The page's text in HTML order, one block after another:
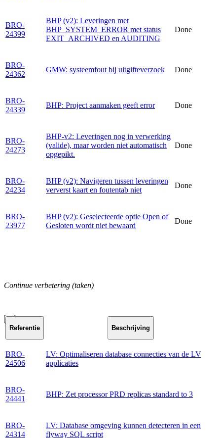
BRO-
24399
BHP (v2): Leveringen met
BHP_SYSTEM_ERROR met status
EXIT_ARCHIVED en AUDITING
Done
BRO-
24362
GMW: systeemfout bij uitgifteverzoek Done
BRO-
24339
BHP: Project aanmaken geeft error Done
BRO-
24273
BHP-v2: Leveringen nog in verwerking
(valide), maar worden niet automatisch
opgepikt.
Done
BRO-
24234
BHP (v2): Navigeren tussen leveringen
ververst kaart en foutentab niet
Done
BRO-
23977
BHP (v2): Geselecteerde optie Open of
Gesloten wordt niet bewaard
Done
Continue verbetering (taken)
Referentie Beschrijving
BRO-
24506
LV: Optimaliseren database connecties van de LV
applicaties
BRO-
24441
BHP: Zet processor PRD replicas standard to 3
BRO-
24314
LV: Database omgeving kunnen detecteren in een
flyway SQL script